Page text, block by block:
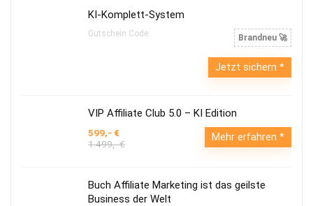
KI-Komplett-System
Gutschein Code: Brandneu 🚀
Jetzt sichern
VIP Affiliate Club 5.0 – KI Edition
599,- €
1.499,- €
Mehr erfahren
Buch Affiliate Marketing ist das geilste
Business der Welt